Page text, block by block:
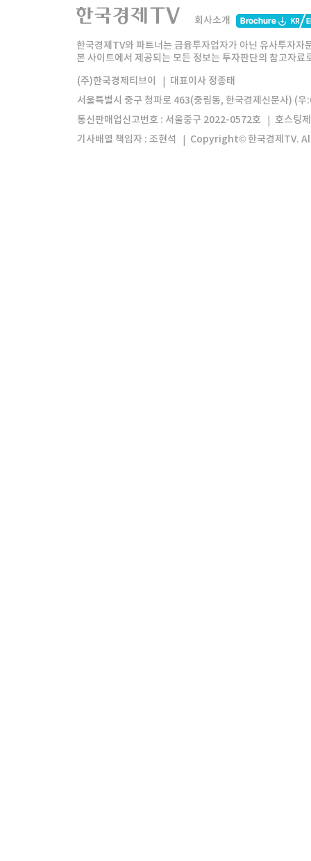
한국경제TV
한경미디어그룹 한국경제신문 한국경제
모바일앱 한국경제TV앱
회사소개
한국경제TV와 파트너는 금융투자업자가 아닌 유사투자
본 사이트에서 제공되는 모든 정보는 투자판단의 참고자
(주)한국경제티브이
대표이사 정종태
서울특별시 중구 청파로 463(중림동, 한국경제신문사) (
통신판매업신고번호 : 서울중구 2022-0572호
호스팅
기사배열 책임자 : 조현석
Copyright© 한국경제TV.